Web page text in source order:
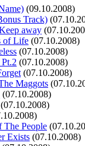
(09.10.2008)
Track)
away
of Life (07.10.2008)
(07.10.2008)
(07.10.2008)
(07.10.2008)
Maggots
(07.10.2008)
(07.10.2008)
The People
Exists (07.10.2008)